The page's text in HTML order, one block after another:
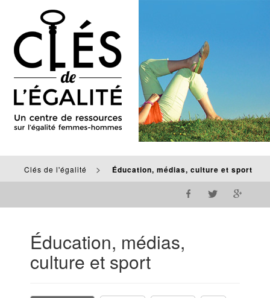
Clés de l'égalité > Éducation, médias, culture et sport
Éducation, médias,
culture et sport